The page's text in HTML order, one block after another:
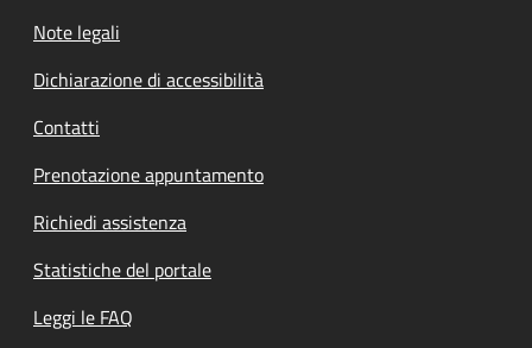
Note legali
Dichiarazione di accessibilità
Contatti
Prenotazione appuntamento
Richiedi assistenza
Statistiche del portale
Leggi le FAQ